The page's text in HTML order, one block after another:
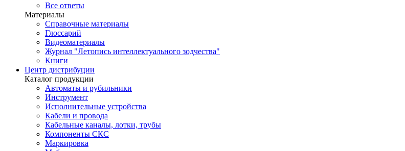
Все ответы
Материалы
Справочные материалы
Глоссарий
Видеоматериалы
Журнал "Летопись интеллектуального зодчества"
Книги
Центр дистрибуции
Каталог продукции
Автоматы и рубильники
Инструмент
Исполнительные устройства
Кабели и провода
Кабельные каналы, лотки, трубы
Компоненты СКС
Маркировка